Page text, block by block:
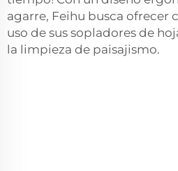
agarre, Feihu busca ofrecer
uso de sus sopladores de
la limpieza de paisajismo.